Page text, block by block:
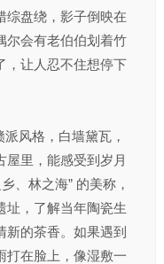
综盘绕，影子倒映在
尔会有老伯伯划着竹
，让人忍不住想停下
风格，白墙黛瓦，
屋里，能感受到岁月
、林之海” 的美称，
址，了解当年陶瓷生
新的茶香。如果遇到
打在脸上，像湿敷一